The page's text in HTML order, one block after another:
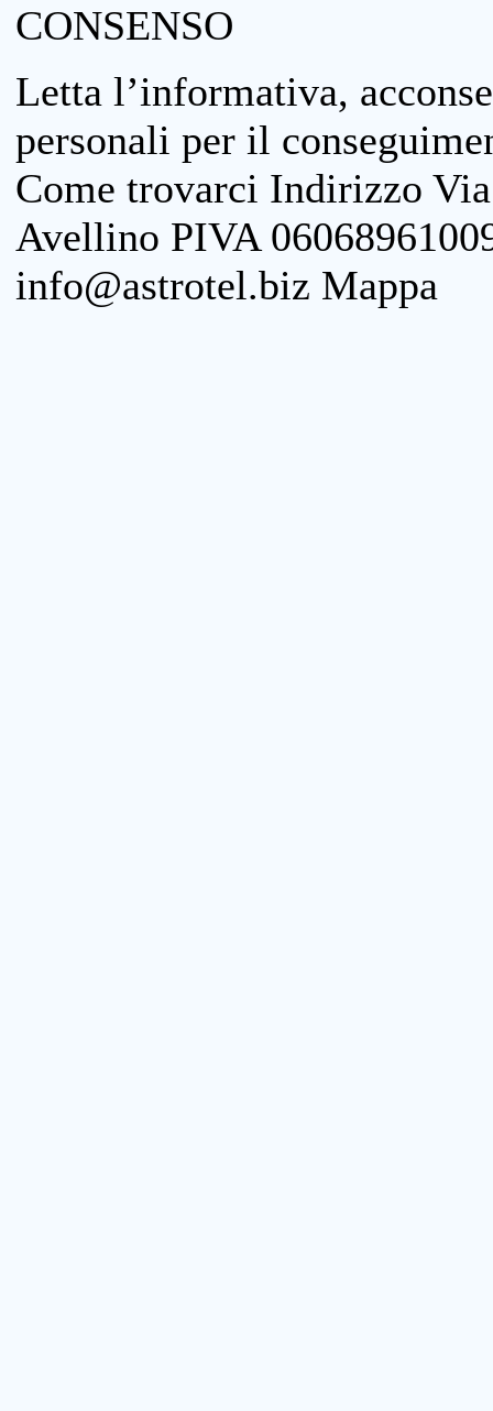
CONSENSO
Letta l’informativa,
personali per il
Come trovarci Indirizzo
Avellino PIVA
info@astrotel.biz Mappa